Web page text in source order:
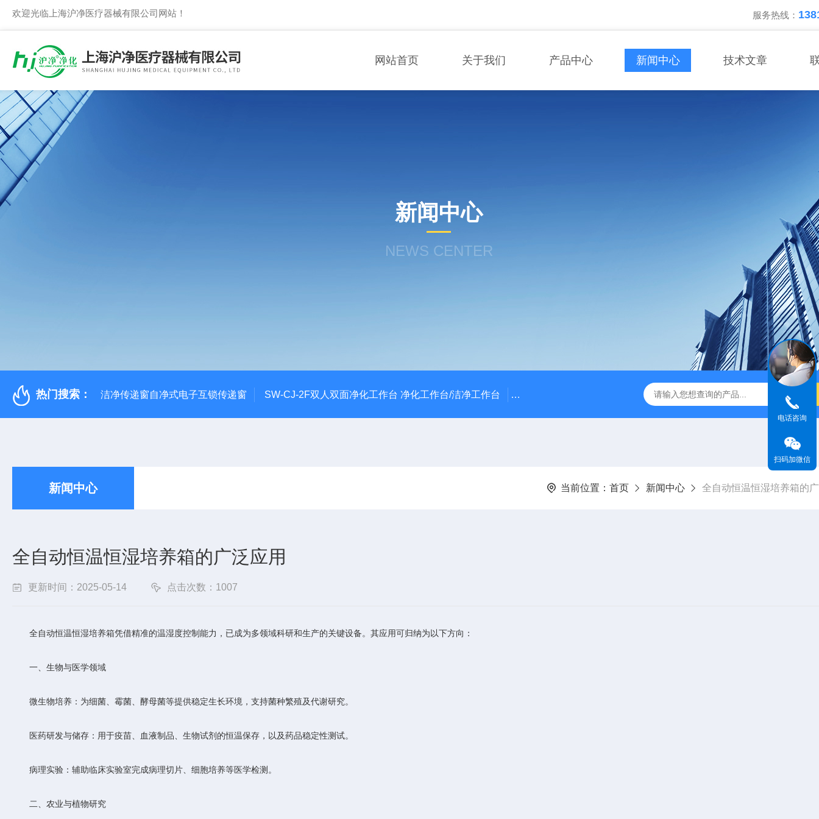
欢迎光临上海沪净医疗器械有限公司网站！ 服务热线：
网站首页 关于我们 产品中心 新闻中心 技术文章
新闻中心
NEWS CENTER
热门搜索： 洁净传递窗自净式电子互锁传递窗 SW-CJ-2F双人双面净化工作台 净化工作台/洁净工作台 FLY-1型风量仪 BHC-1300IIA/B3生物安全柜哪家好 SW-CJ-
新闻中心 当前位置： 首页 新闻中心 全自动恒温恒湿培养箱的
全自动恒温恒湿培养箱的广泛应用
更新时间：2025-05-14 点击次数：1007
全自动恒温恒湿培养箱凭借精准的温湿度控制能力，已成为多领域科研和生产的关键设备。其应用可归纳为以下方向：
一、生物与医学领域
‌微生物培养‌：为细菌、霉菌、酵母菌等提供稳定生长环境，支持菌种繁殖及代谢研究。
‌医药研发与储存‌：用于疫苗、血液制品、生物试剂的恒温保存，以及药品稳定性测试。
‌病理实验‌：辅助临床实验室完成病理切片、细胞培养等医学检测。
二、农业与植物研究
电话咨询
扫码加微信